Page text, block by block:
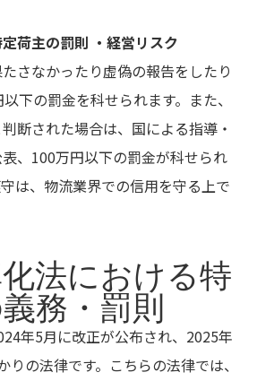
荷主の罰則 ・経営リスク
さなかったり虚偽の報告をしたり
下の罰金を科せられます。また、
断された場合は、国による指導・
、100万円以下の罰金が科せられ
は、物流業界での信用を守る上で
法における特
務・罰則
年5月に改正が公布され、2025年
の法律です。こちらの法律では、